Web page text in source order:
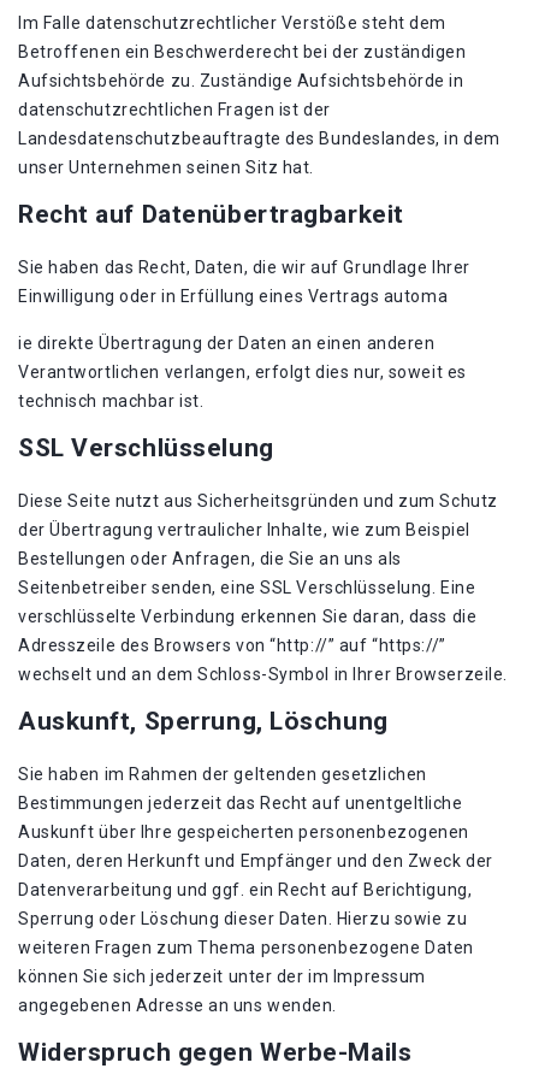
Im Falle datenschutzrechtlicher Verstöße steht dem
Betroffenen ein Beschwerderecht bei der zuständigen
Aufsichtsbehörde zu. Zuständige Aufsichtsbehörde in
datenschutzrechtlichen Fragen ist der
Landesdatenschutzbeauftragte des Bundeslandes, in dem
unser Unternehmen seinen Sitz hat.
Recht auf Datenübertragbarkeit
Sie haben das Recht, Daten, die wir auf Grundlage Ihrer
Einwilligung oder in Erfüllung eines Vertrags automa
ie direkte Übertragung der Daten an einen anderen
Verantwortlichen verlangen, erfolgt dies nur, soweit es
technisch machbar ist.
SSL Verschlüsselung
Diese Seite nutzt aus Sicherheitsgründen und zum Schutz
der Übertragung vertraulicher Inhalte, wie zum Beispiel
Bestellungen oder Anfragen, die Sie an uns als
Seitenbetreiber senden, eine SSL Verschlüsselung. Eine
verschlüsselte Verbindung erkennen Sie daran, dass die
Adresszeile des Browsers von “http://” auf “https://”
wechselt und an dem Schloss-Symbol in Ihrer Browserzeile.
Auskunft, Sperrung, Löschung
Sie haben im Rahmen der geltenden gesetzlichen
Bestimmungen jederzeit das Recht auf unentgeltliche
Auskunft über Ihre gespeicherten personenbezogenen
Daten, deren Herkunft und Empfänger und den Zweck der
Datenverarbeitung und ggf. ein Recht auf Berichtigung,
Sperrung oder Löschung dieser Daten. Hierzu sowie zu
weiteren Fragen zum Thema personenbezogene Daten
können Sie sich jederzeit unter der im Impressum
angegebenen Adresse an uns wenden.
Widerspruch gegen Werbe-Mails